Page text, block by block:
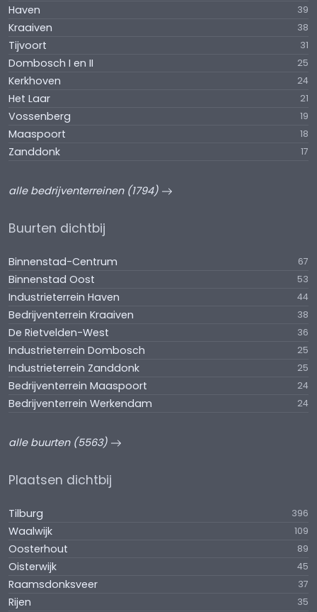
Haven 39
Kraaiven 38
Tijvoort 31
Dombosch I en II 25
Kerkhoven 24
Het Laar 21
Vossenberg 19
Maaspoort 18
Zanddonk 17
alle bedrijventerreinen (1794)
Buurten dichtbij
Binnenstad-Centrum 67
Binnenstad Oost 53
Industrieterrein Haven 44
Bedrijventerrein Kraaiven 38
De Rietvelden-West 36
Industrieterrein Dombosch 25
Industrieterrein Zanddonk 25
Bedrijventerrein Maaspoort 24
Bedrijventerrein Werkendam 24
alle buurten (5563)
Plaatsen dichtbij
Tilburg 396
Waalwijk 109
Oosterhout 89
Oisterwijk 45
Raamsdonksveer 37
Rijen 35